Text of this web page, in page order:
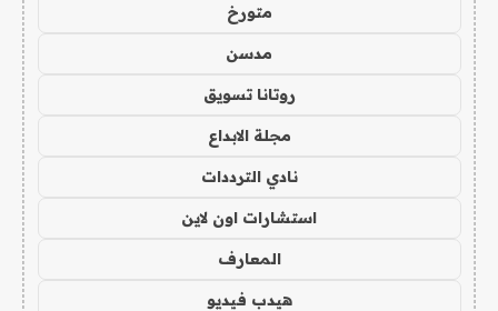
متورخ
مدسن
روتانا تسويق
مجلة الابداع
نادي الترددات
استشارات اون لاين
المعارف
هيدب فيديو